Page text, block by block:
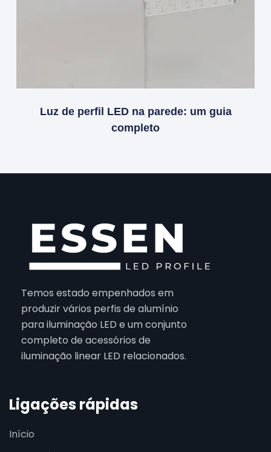
Luz de perfil LED na parede: um guia
completo
Temos estado empenhados em
produzir vários perfis de alumínio
para iluminação LED e um conjunto
completo de acessórios de
iluminação linear LED relacionados.
Ligações rápidas
Início